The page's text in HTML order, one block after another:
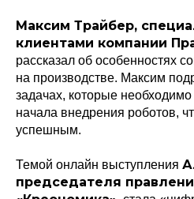
Максим Трайбер,
клиентами компании
рассказал об особенностях
на производстве. Максим
задачах, которые
начала внедрения роботов,
успешным.
Темой онлайн выступления
председателя